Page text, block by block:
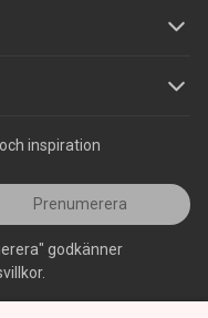
inspiration
Prenumerera
godkänner